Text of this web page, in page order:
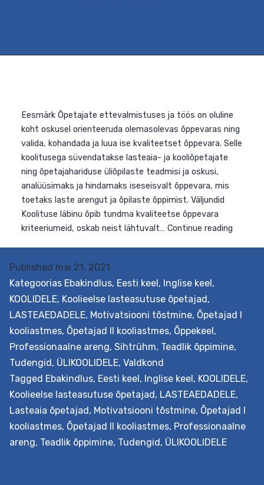
hindamise
ja
arengu
suunamise
pakett
Published mai 21, 2021
Kategoorias Ebakindlus, Eesti keel, Inglise keel,
KOOLIDELE, Koolieelse lasteasutuse õpetajad,
LASTEAEDADELE, Motivatsiooni tõstmine, Õpetajad I
kooliastmes, Õpetajad II kooliastmes, Õppekeel,
Professionaalne areng, Sihtrühm, Teadlik õppimine,
Tudengid, ÜLIKOOLIDELE, Valdkond
Tagged Ebakindlus, Eesti keel, Inglise keel, KOOLIDELE,
Koolieelse lasteasutuse õpetajad, LASTEAEDADELE,
Lasteaia õpetajad, Motivatsiooni tõstmine, Õpetajad I
kooliastmes, Õpetajad II kooliastmes, Professionaalne
areng, Teadlik õppimine, Tudengid, ÜLIKOOLIDELE